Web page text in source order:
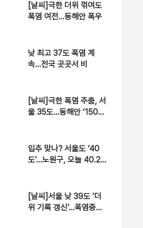
[날씨]극한 더위 꺾여도
폭염 여전…동해안 폭우
낮 최고 37도 폭염 계
속…전국 곳곳서 비
[날씨]극한 폭염 주춤, 서
울 35도…동해안 ‘150m
입추 맞나? 서울도 ‘40
도’…노원구, 오늘 40.2
[날씨]서울 낮 39도 ‘더
위 기록 갱신’…폭염중대